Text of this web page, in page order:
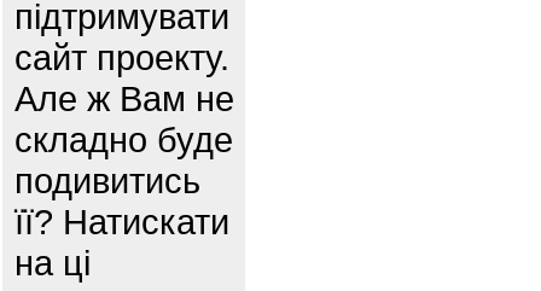
підтримувати
сайт проекту.
Але ж Вам не
складно буде
подивитись
її? Натискати
на ці